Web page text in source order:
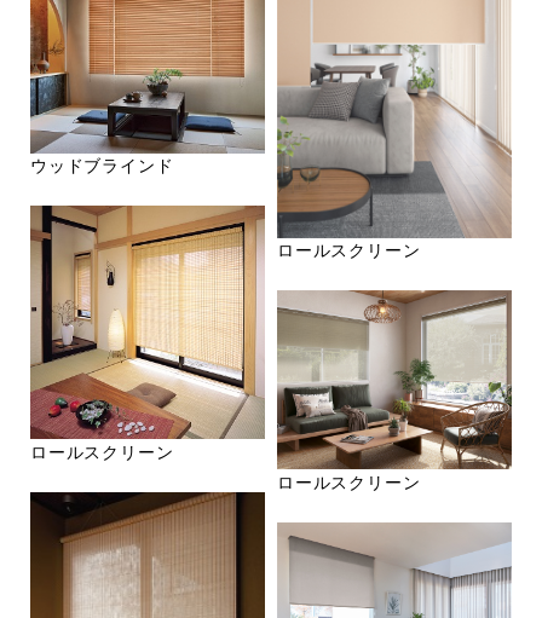
ウッドブラインド
ロールスクリーン
ロールスクリーン
ロールスクリーン